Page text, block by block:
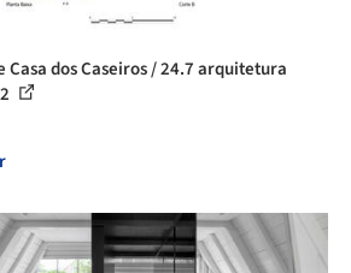
Casa dos Caseiros / 24.7 arquitetura